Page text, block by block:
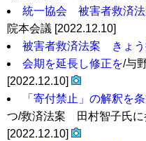
統一協会 被害者救済法
院本会議 [2022.12.10]
被害者救済法案 きょ
会期を延長し修正を/与
[2022.12.10]
「寄付禁止」の解釈を
つ/救済法案 田村智子氏に
[2022.12.10]